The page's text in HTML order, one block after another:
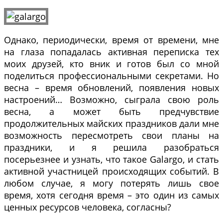
Однако, периодически, время от времени, мне
на глаза попадалась активная переписка тех
моих друзей, кто вник и готов был со мной
поделиться профессиональными секретами. Но
весна – время обновлений, появления новых
настроений… Возможно, сыграла свою роль
весна, а может быть предчувствие
продолжительных майских праздников дали мне
возможность пересмотреть свои планы на
праздники, и я решила разобраться
посерьезнее и узнать, что такое Galargo, и стать
активной участницей происходящих событий. В
любом случае, я могу потерять лишь свое
время, хотя сегодня время – это один из самых
ценных ресурсов человека, согласны?